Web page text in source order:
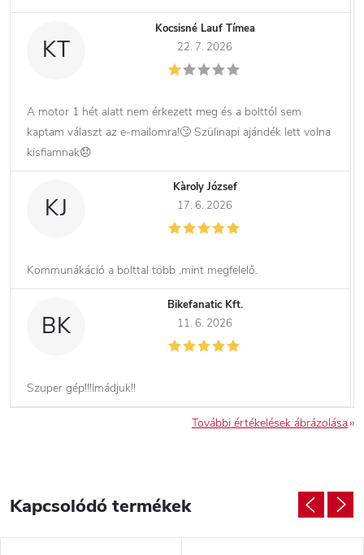
KT
Kocsisné Lauf Tímea
22. 7. 2026
A motor 1 hét alatt nem érkezett meg és a bolttól sem
kaptam választ az e-mailomra!🙄 Szülinapi ajándék lett volna
kisfiamnak😞
KJ
Kàroly József
17. 6. 2026
Kommunákáció a bolttal több ,mint megfelelő.
BK
Bikefanatic Kft.
11. 6. 2026
Szuper gép!!!Imádjuk!!
További értékelések ábrázolása
Kapcsolódó termékek